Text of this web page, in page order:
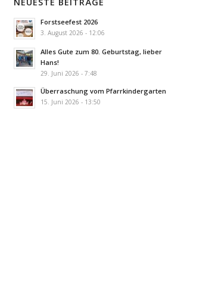
Forstseefest 2026
3. August 2026 - 12:06
Alles Gute zum 80. Geburtstag, lieber
Hans!
29. Juni 2026 - 7:48
Überraschung vom Pfarrkindergarten
15. Juni 2026 - 13:50